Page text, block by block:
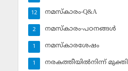
നമസ്‌കാരം-Q&A
12
നമസ്‌കാരം-പഠനങ്ങള്‍
2
നമസ്‌കാരശേഷം
1
നരകത്തീയില്‍നിന്ന് മുക്തി
1